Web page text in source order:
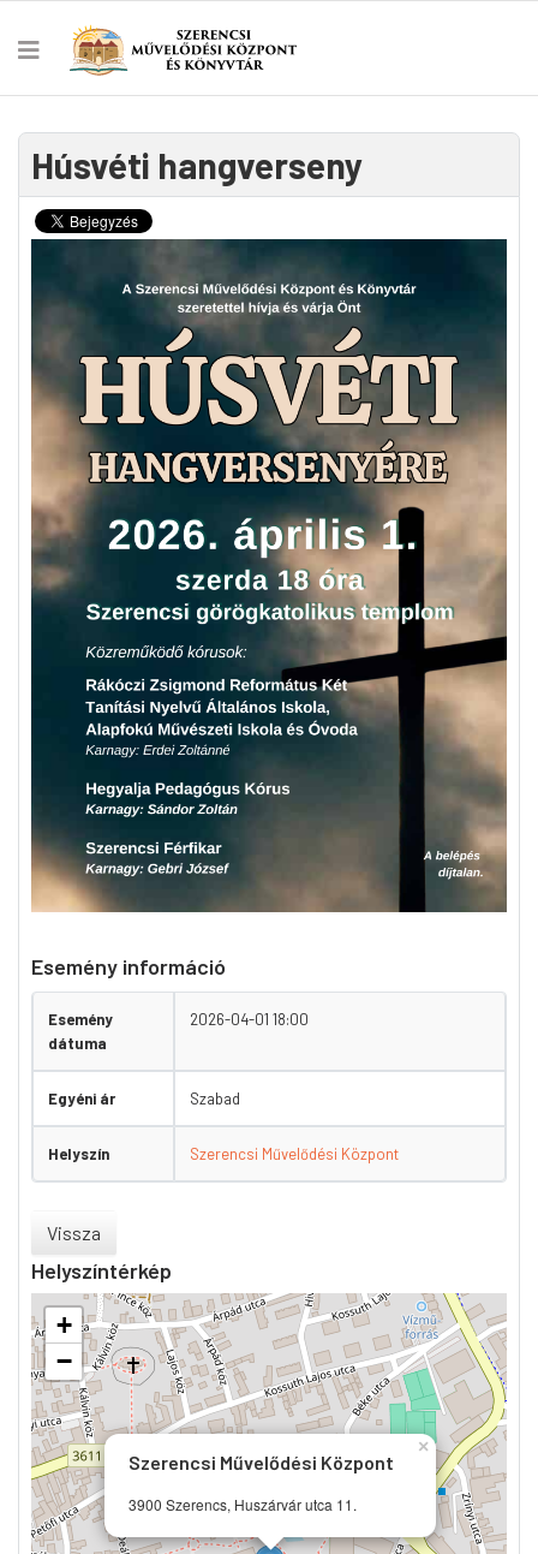
Húsvéti hangverseny
Esemény információ
Esemény
dátuma
2026-04-01 18:00
Egyéni ár Szabad
Helyszín Szerencsi Művelődési Központ
Vissza
Helyszíntérkép
Szerencsi Művelődési Központ
3900 Szerencs, Huszárvár utca 11.
×
+
−